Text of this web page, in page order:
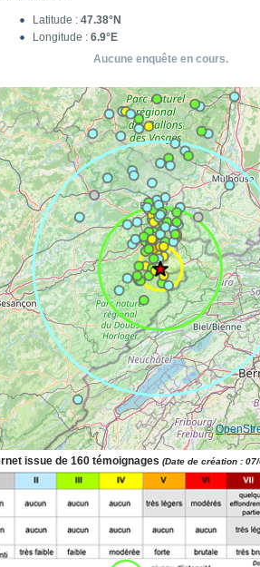
Latitude : 47.38°N
Longitude : 6.9°E
Aucune enquête en cours.
©
issue de 160 témoignages (Date de création :